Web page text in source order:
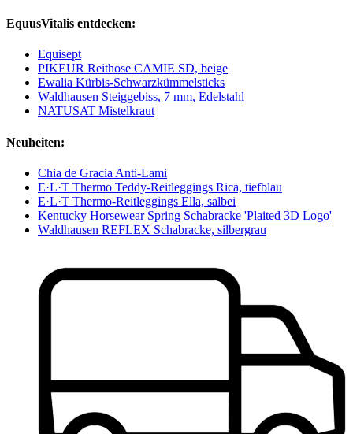
EquusVitalis entdecken:
Equisept
PIKEUR Reithose CAMIE SD, beige
Ewalia Kürbis-Schwarzkümmelsticks
Waldhausen Steiggebiss, 7 mm, Edelstahl
NATUSAT Mistelkraut
Neuheiten:
Chia de Gracia Anti-Lami
E·L·T Thermo Teddy-Reitleggings Rica, tiefblau
E·L·T Thermo-Reitleggings Ella, salbei
Kentucky Horsewear Spring Schabracke 'Plaited 3D Logo'
Waldhausen REFLEX Schabracke, silbergrau